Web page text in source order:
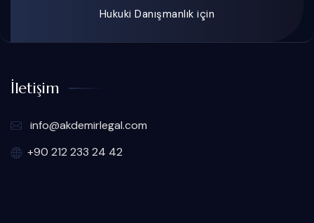
Hukuki Danışmanlık için
İletişim
info@akdemirlegal.com
+90 212 233 24 42